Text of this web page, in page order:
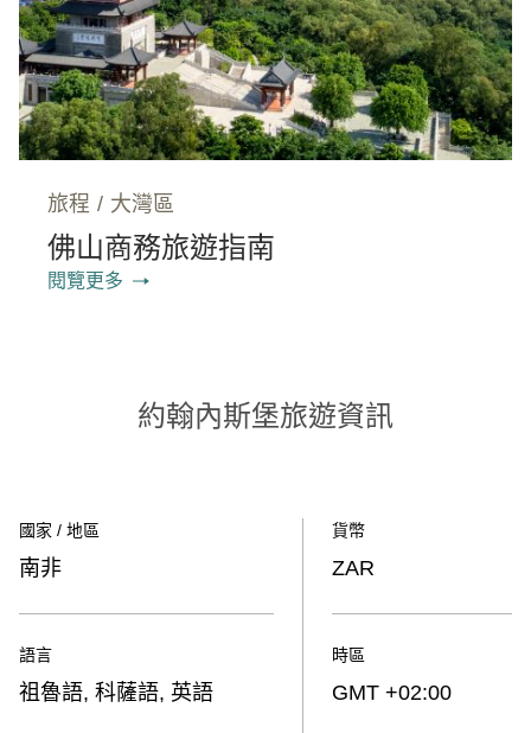
旅程 / 大灣區
佛山商務旅遊指南
閱覽更多
約翰內斯堡旅遊資訊
國家 / 地區
南非
語言
祖魯語, 科薩語, 英語
貨幣
ZAR
時區
GMT +02:00